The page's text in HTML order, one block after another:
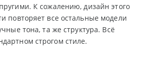
К сожалению, дизайн этого
повторяет все остальные модели
тона, та же структура. Всё
строгом стиле.